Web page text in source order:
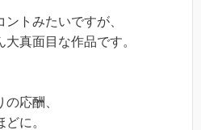
トみたいですが、
大真面目な作品です。
応酬、
に。